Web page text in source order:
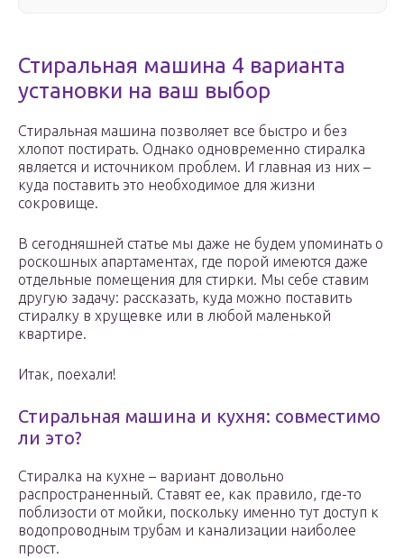
Стиральная машина 4 варианта
установки на ваш выбор
Стиральная машина позволяет все быстро и без
хлопот постирать. Однако одновременно стиралка
является и источником проблем. И главная из них –
куда поставить это необходимое для жизни
сокровище.
В сегодняшней статье мы даже не будем упоминать о
роскошных апартаментах, где порой имеются даже
отдельные помещения для стирки. Мы себе ставим
другую задачу: рассказать, куда можно поставить
стиралку в хрущевке или в любой маленькой
квартире.
Итак, поехали!
Стиральная машина и кухня: совместимо
ли это?
Стиралка на кухне – вариант довольно
распространенный. Ставят ее, как правило, где-то
поблизости от мойки, поскольку именно тут доступ к
водопроводным трубам и канализации наиболее
прост.